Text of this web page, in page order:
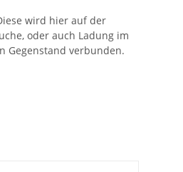
wird hier auf der
oder auch Ladung im
Gegenstand verbunden.